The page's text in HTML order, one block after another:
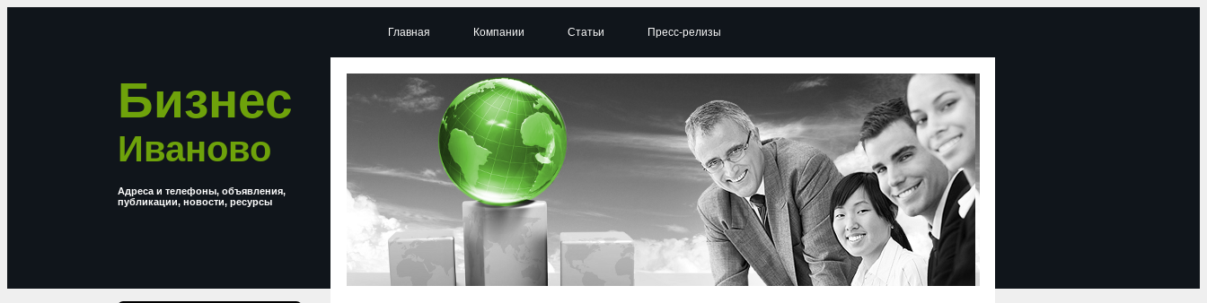
Бизнес
Иваново
Адреса и телефоны, объявления,
публикации, новости, ресурсы
Главная Компании Статьи Пресс-релизы